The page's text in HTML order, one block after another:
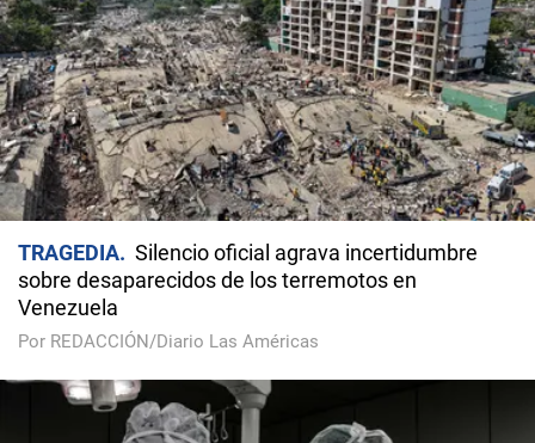
TRAGEDIA
Silencio oficial agrava incertidumbre
sobre desaparecidos de los terremotos en
Venezuela
Por REDACCIÓN/Diario Las Américas